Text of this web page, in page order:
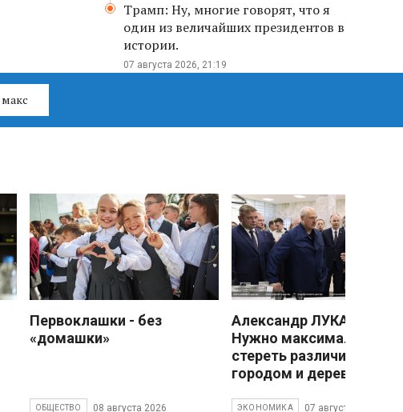
Трамп: Ну, многие говорят, что я
один из величайших президентов в
истории.
07 августа 2026, 21:19
макс
Первоклашки - без
«домашки»
ОБЩЕСТВО 08 августа 2026
Александр
Нужно максимально
стереть различия
городом и деревней
ЭКОНОМИКА 07 августа 2026